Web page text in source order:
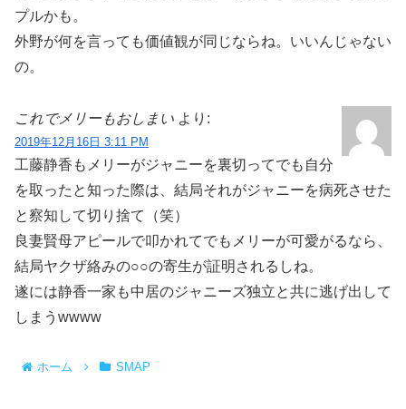
プルかも。
外野が何を言っても価値観が同じならね。いいんじゃない
の。
これでメリーもおしまい より:
2019年12月16日 3:11 PM
工藤静香もメリーがジャニーを裏切ってでも自分
を取ったと知った際は、結局それがジャニーを病死させた
と察知して切り捨て（笑）
良妻賢母アピールで叩かれてでもメリーが可愛がるなら、
結局ヤクザ絡みの○○の寄生が証明されるしね。
遂には静香一家も中居のジャニーズ独立と共に逃げ出して
しまうwwww
ホーム SMAP